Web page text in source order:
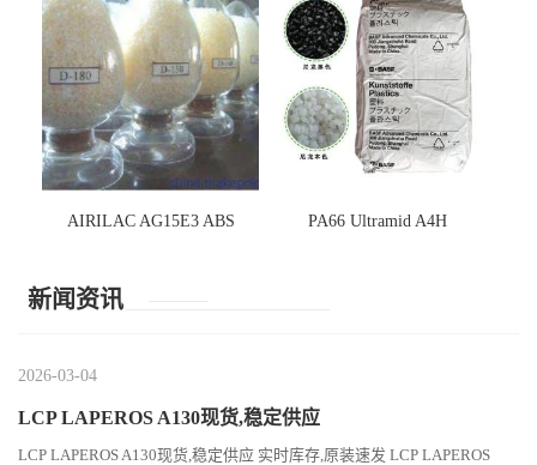
AIRILAC AG15E3 ABS PA66 Ultramid A4H
新闻资讯
2026-03-04
LCP LAPEROS A130现货,稳定供应
LCP LAPEROS A130现货,稳定供应 实时库存,原装速发 LCP LAPEROS